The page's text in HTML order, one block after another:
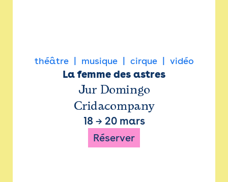
théâtre musique cirque vidéo
La femme des astres
Jur Domingo
Cridacompany
18 → 20 mars
Réserver